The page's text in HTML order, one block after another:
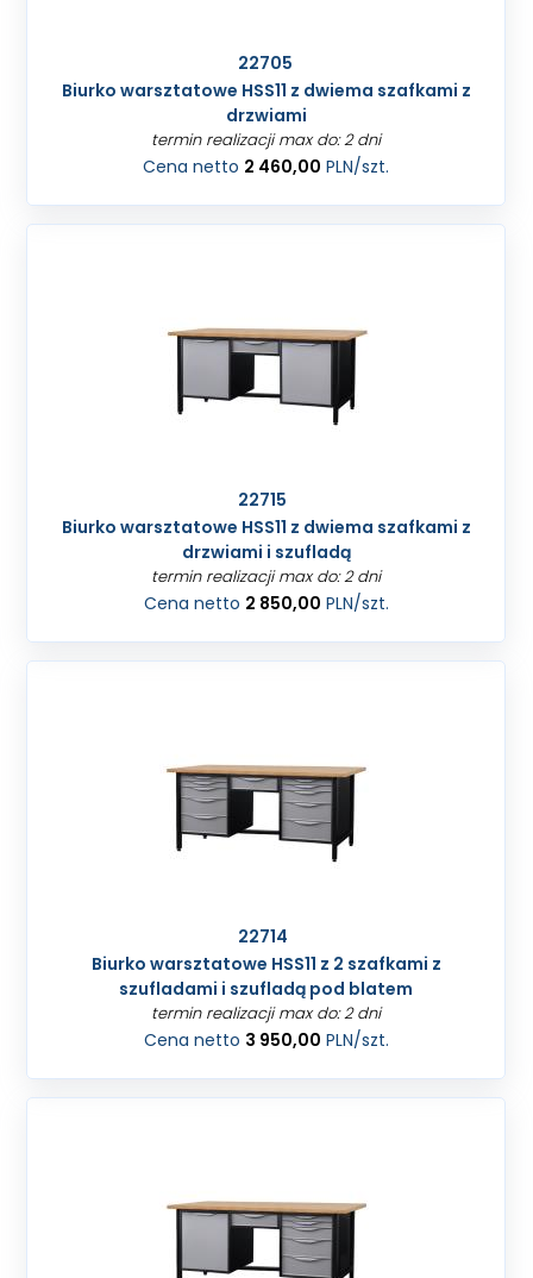
22705
Biurko warsztatowe HSS11 z dwiema szafkami z
drzwiami
termin realizacji max do: 2 dni
Cena netto 2 460,00 PLN/szt.
22715
Biurko warsztatowe HSS11 z dwiema szafkami z
drzwiami i szufladą
termin realizacji max do: 2 dni
Cena netto 2 850,00 PLN/szt.
22714
Biurko warsztatowe HSS11 z 2 szafkami z
szufladami i szufladą pod blatem
termin realizacji max do: 2 dni
Cena netto 3 950,00 PLN/szt.